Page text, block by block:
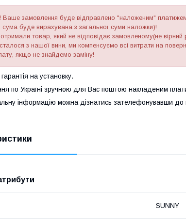
замовлення буде відправлено "наложеним"
сума буде вирахувана з загальної суми наложки)!
товар, який не відповідає замовленому(не вірний
з нашої вини, ми компенсуємо всі витрати на
якщо не знайдемо заміну!
на установку.
по Україні зручною для Вас поштою накладеним
інформацію можна дізнатись зателефонувавши
SUNNY